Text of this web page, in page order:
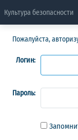
Культура безопасности
Пожалуйста,
Логин:
Пароль: